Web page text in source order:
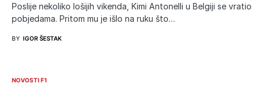
Poslije nekoliko lošijih vikenda, Kimi Antonelli u Belgiji se vratio
pobjedama. Pritom mu je išlo na ruku što…
BY IGOR ŠESTAK
NOVOSTI F1